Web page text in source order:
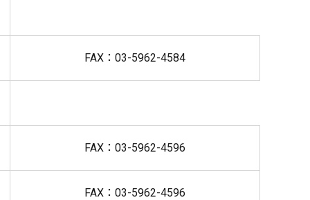
FAX：03-5962-4584
FAX：03-5962-4596
FAX：03-5962-4596